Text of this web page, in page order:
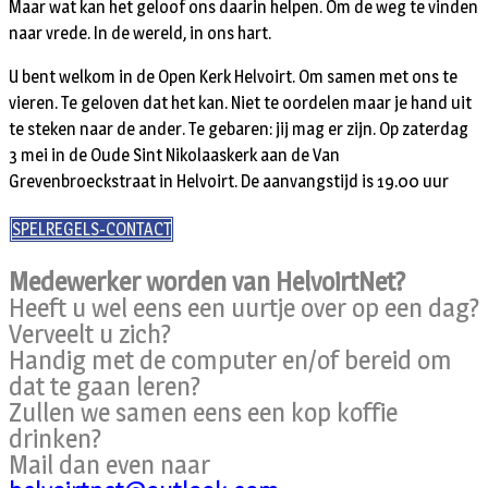
Maar wat kan het geloof ons daarin helpen. Om de weg te vinden
naar vrede. In de wereld, in ons hart.
U bent welkom in de Open Kerk Helvoirt. Om samen met ons te
vieren. Te geloven dat het kan. Niet te oordelen maar je hand uit
te steken naar de ander. Te gebaren: jij mag er zijn. Op zaterdag
3 mei in de Oude Sint Nikolaaskerk aan de Van
Grevenbroeckstraat in Helvoirt. De aanvangstijd is 19.00 uur
SPELREGELS-CONTACT
Medewerker worden van HelvoirtNet?
Heeft u wel eens een uurtje over op een dag?
Verveelt u zich?
Handig met de computer en/of bereid om
dat te gaan leren?
Zullen we samen eens een kop koffie
drinken?
Mail dan even naar